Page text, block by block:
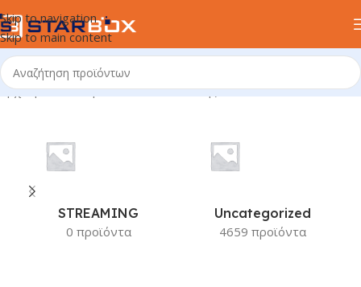
Skip to navigation
Skip to main content
Αρχική σελίδα/Προϊόν Κατασκευαστής/EASPORTS
STREAMING
0 προϊόντα
Uncategorized
4659 προϊόντα